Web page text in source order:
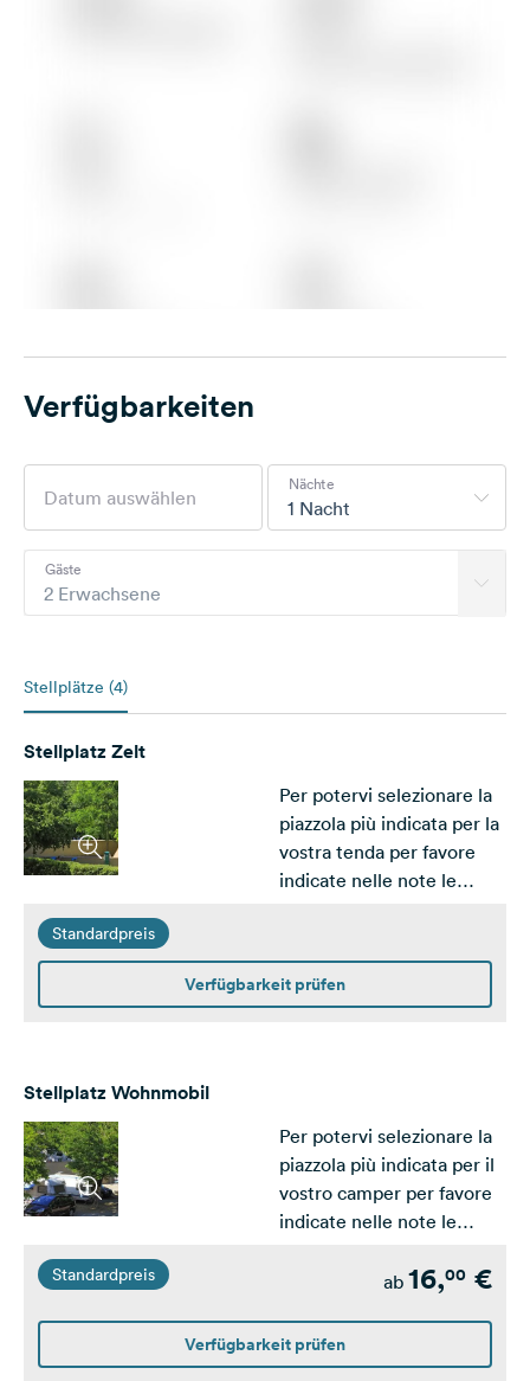
Verfügbarkeiten
1 Nacht
Nächte
2 Erwachsene
Gäste
Stellplätze (4)
Stellplatz Zelt
Per potervi selezionare la
piazzola più indicata per la
vostra tenda per favore
indicate nelle note le
Standardpreis
Verfügbarkeit prüfen
Stellplatz Wohnmobil
Per potervi selezionare la
piazzola più indicata per il
vostro camper per favore
indicate nelle note le
Standardpreis ab 16,00 €
Verfügbarkeit prüfen